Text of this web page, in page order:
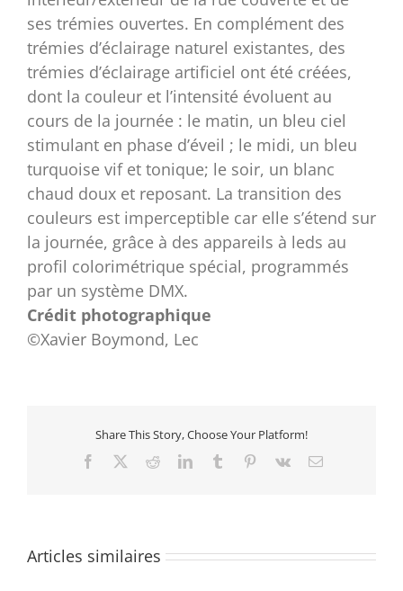
ses trémies ouvertes. En complément des
trémies d’éclairage naturel existantes, des
trémies d’éclairage artificiel ont été créées,
dont la couleur et l’intensité évoluent au
cours de la journée : le matin, un bleu ciel
stimulant en phase d’éveil ; le midi, un bleu
turquoise vif et tonique; le soir, un blanc
chaud doux et reposant. La transition des
couleurs est imperceptible car elle s’étend sur
la journée, grâce à des appareils à leds au
profil colorimétrique spécial, programmés
par un système DMX.
Crédit photographique
©Xavier Boymond, Lec
Share This Story, Choose Your Platform!
Facebook RedditLinkedInTumblr Pinterest
Vk Email
Articles similaires